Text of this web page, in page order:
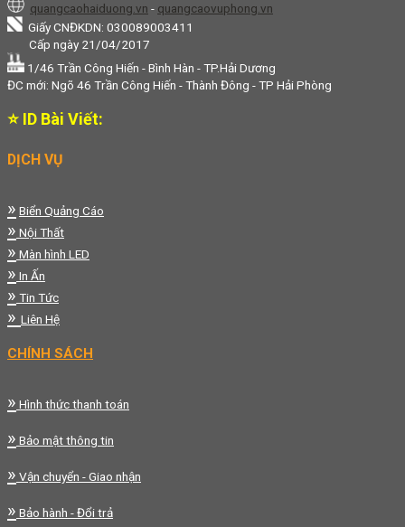
quangcaohaiduong.vn - quangcaovuphong.vn
Giấy CNĐKDN: 030089003411
Cấp ngày 21/04/2017
1/46 Trần Công Hiến - Bình Hàn - TP.Hải Dương
ĐC mới: Ngõ 46 Trần Công Hiến - Thành Đông - TP Hải Phòng
⭐ ID Bài Viết:
DỊCH VỤ
» Biển Quảng Cáo
» Nội Thất
» Màn hình LED
» In Ấn
» Tin Tức
» Liên Hệ
CHÍNH SÁCH
» Hình thức thanh toán
» Bảo mật thông tin
» Vận chuyển - Giao nhận
» Bảo hành - Đổi trả